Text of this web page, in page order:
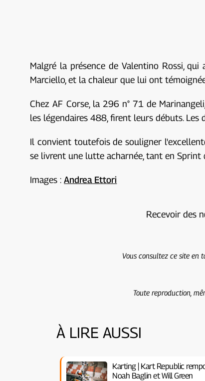
Malgré la présence de Valentino Rossi,
Marciello, et la chaleur que lui ont
Chez AF Corse, la 296 n° 71 de
les légendaires 488, firent leurs débuts.
Il convient toutefois de souligner
se livrent une lutte acharnée, tant en Sprint
Images :Andrea Ettori
Recevoir des
Vous consultez ce site en
Toute reproduction,
À LIRE AUSSI
Karting | Kart Republic
Noah Baglin et Will Green